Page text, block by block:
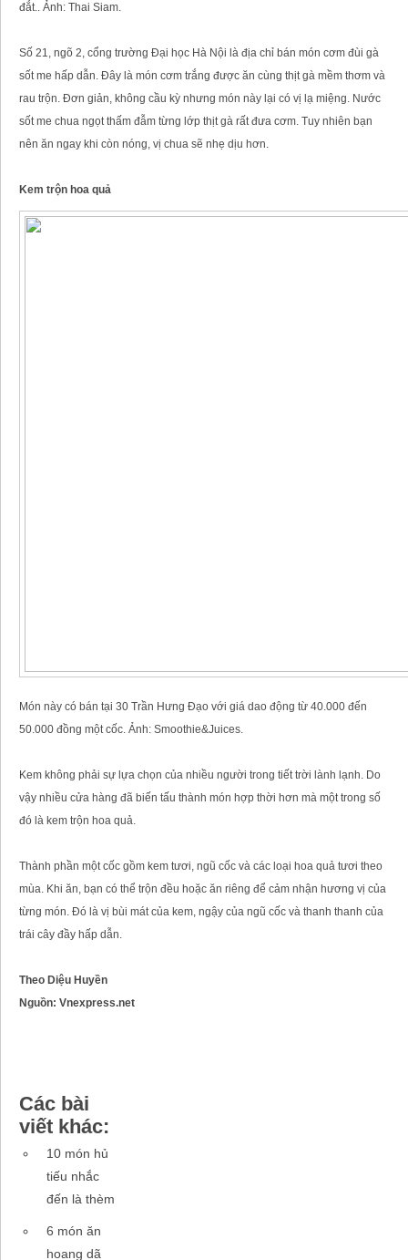
đắt.. Ảnh: Thai Siam.
Số 21, ngõ 2, cổng trường Đại học Hà Nội là địa chỉ bán món cơm đùi gà
sốt me hấp dẫn. Đây là món cơm trắng được ăn cùng thịt gà mềm thơm và
rau trộn. Đơn giản, không cầu kỳ nhưng món này lại có vị lạ miệng. Nước
sốt me chua ngọt thấm đẫm từng lớp thịt gà rất đưa cơm. Tuy nhiên bạn
nên ăn ngay khi còn nóng, vị chua sẽ nhẹ dịu hơn.
Kem trộn hoa quả
Món này có bán tại 30 Trần Hưng Đạo với giá dao động từ 40.000 đến
50.000 đồng một cốc. Ảnh: Smoothie&Juices.
Kem không phải sự lựa chọn của nhiều người trong tiết trời lành lạnh. Do
vậy nhiều cửa hàng đã biến tấu thành món hợp thời hơn mà một trong số
đó là kem trộn hoa quả.
Thành phần một cốc gồm kem tươi, ngũ cốc và các loại hoa quả tươi theo
mùa. Khi ăn, bạn có thể trộn đều hoặc ăn riêng để cảm nhận hương vị của
từng món. Đó là vị bùi mát của kem, ngậy của ngũ cốc và thanh thanh của
trái cây đầy hấp dẫn.
Theo Diệu Huyền
Nguồn: Vnexpress.net
Các bài
viết khác:
10 món hủ
tiếu nhắc
đến là thèm
6 món ăn
hoang dã